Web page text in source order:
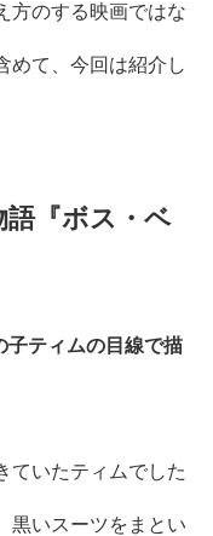
方のする映画ではな
て、今回は紹介し
語『ボス・ベ
子ティムの目線で描
いたティムでした
黒いスーツをまとい